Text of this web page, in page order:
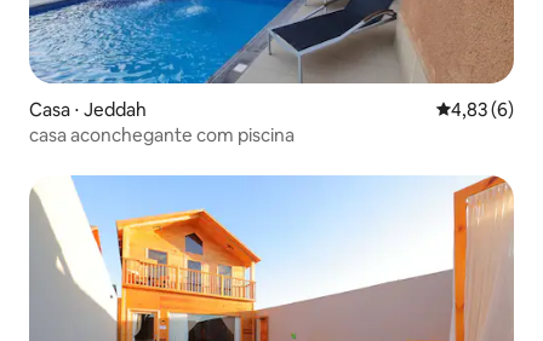
Casa ⋅ Jeddah 4,83 de uma
4,83 (6)
casa aconchegante com piscina